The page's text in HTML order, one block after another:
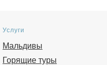
Услуги
Мальдивы
Горящие туры